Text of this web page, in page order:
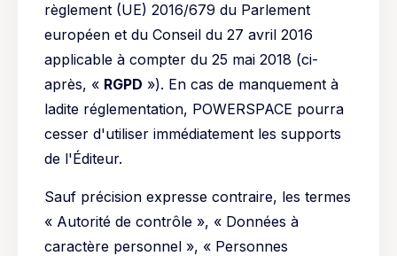
règlement (UE) 2016/679 du Parlement
européen et du Conseil du 27 avril 2016
applicable à compter du 25 mai 2018 (ci-
après, « RGPD »). En cas de manquement à
ladite réglementation, POWERSPACE pourra
cesser d'utiliser immédiatement les supports
de l'Éditeur.
Sauf précision expresse contraire, les termes
« Autorité de contrôle », « Données à
caractère personnel », « Personnes